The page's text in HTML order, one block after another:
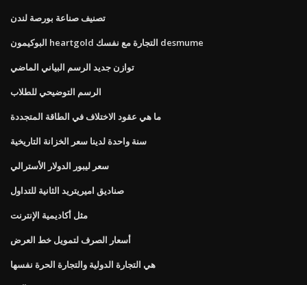
تصنيف صناعة بورصة لندن
البوكيمون heartgold التجارة مع نفسك desmume
توازن جديد الرسم البياني الماضي
الرسم التوضيحي للطلاب
ما هي عقود الاختلاف في الطاقة المتجددة
سنة واحدة لدينا سعر الخزانة التاريخية
سعر ليبور الدولار الأسترالي
صناديق اميريتريد الثانية للتداول
مثل أكاديمية الإنترنت
أسعار الصرف لتمويل خط العرض
هي التجارة الدولية والتجارة الحرة نفسها